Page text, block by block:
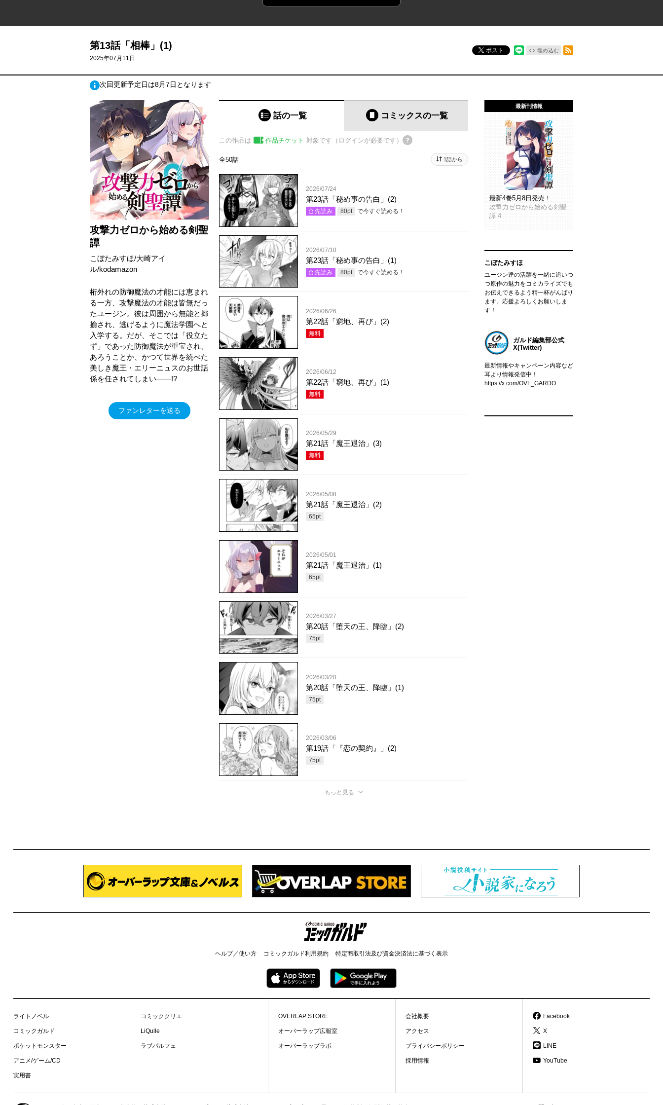
第13話「相棒」(1)
2025年07月11日
ポスト 埋め込む
次回更新予定日は8月7日となります
攻撃力ゼロから始める剣聖
譚
こぼたみすほ/大崎アイ
ル/kodamazon
桁外れの防御魔法の才能には恵まれ
る一方、攻撃魔法の才能は皆無だっ
たユージン。彼は周囲から無能と揶
揄され、逃げるように魔法学園へと
入学する。だが、そこでは「役立た
ず」であった防御魔法が重宝され、
あろうことか、かつて世界を統べた
美しき魔王・エリーニュスのお世話
係を任されてしまい――!?
ファンレターを送る
話の一覧 コミックスの一覧
この作品は 作品チケット 対象です（ログインが必要です）
全50話 1話から
2026/07/24
第23話「秘め事の告白」(2)
先読み 80pt で今すぐ読める！
2026/07/10
第23話「秘め事の告白」(1)
先読み 80pt で今すぐ読める！
2026/06/26
第22話「窮地、再び」(2)
無料
2026/06/12
第22話「窮地、再び」(1)
無料
2026/05/29
第21話「魔王退治」(3)
無料
2026/05/08
第21話「魔王退治」(2)
65pt
2026/05/01
第21話「魔王退治」(1)
65pt
2026/03/27
第20話「堕天の王、降臨」(2)
75pt
2026/03/20
第20話「堕天の王、降臨」(1)
75pt
2026/03/06
第19話「『恋の契約』」(2)
75pt
もっと見る
最新刊情報
最新4巻5月8日発売！
攻撃力ゼロから始める剣聖
譚 4
こぼたみすほ
ユージン達の活躍を一緒に追いつ
つ原作の魅力をコミカライズでも
お伝えできるよう精一杯がんばり
ます。応援よろしくお願いしま
す！
ガルド編集部公式
X(Twitter)
最新情報やキャンペーン内容など
耳より情報発信中！
https://x.com/OVL_GARDO
コミックガルド
ヘルプ／使い方 コミックガルド利用規約 特定商取引法及び資金決済法に基づく表示
ライトノベル
コミックガルド
ポケットモンスター
アニメ/ゲーム/CD
実用書
コミッククリエ
LiQulle
ラブパルフェ
OVERLAP STORE
オーバーラップ広報室
オーバーラップラボ
会社概要
アクセス
プライバシーポリシー
採用情報
Facebook
X
LINE
YouTube